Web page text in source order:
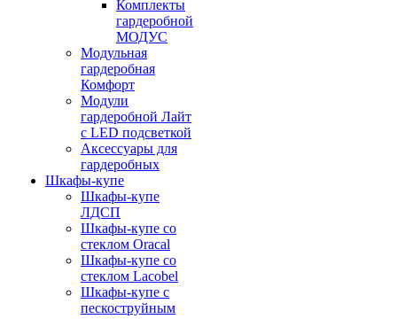
Комплекты
гардеробной
МОДУС
Модульная
гардеробная
Комфорт
Модули
гардеробной Лайт
с LED подсветкой
Аксессуары для
гардеробных
Шкафы-купе
Шкафы-купе
ЛДСП
Шкафы-купе со
стеклом Oracal
Шкафы-купе со
стеклом Lacobel
Шкафы-купе с
пескоструйным